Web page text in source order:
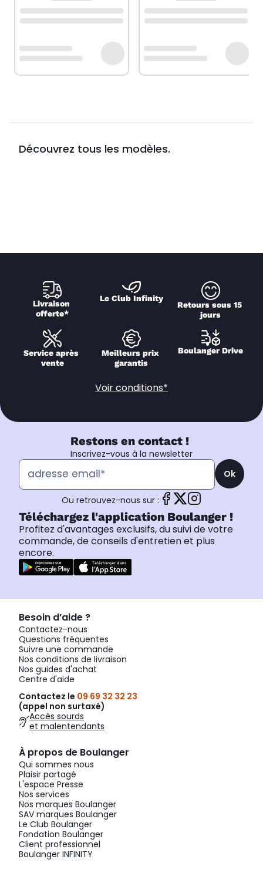
Découvrez tous les modèles.
Livraison
offerte*
Le Club Infinity
Retours sous 15
jours
Service après
vente
Meilleurs prix
garantis
Boulanger Drive
Voir conditions*
Restons en contact !
Inscrivez-vous à la newsletter
Ok
Ou retrouvez-nous sur :
Téléchargez l'application Boulanger !
Profitez d'avantages exclusifs, du suivi de votre
commande, de conseils d'entretien et plus
encore.
Besoin d’aide ?
Contactez-nous
Questions fréquentes
Suivre une commande
Nos conditions de livraison
Nos guides d'achat
Centre d'aide
Contactez le 09 69 32 32 23
(appel non surtaxé)
Accès sourds
et malentendants
À propos de Boulanger
Qui sommes nous
Plaisir partagé
L'espace Presse
Nos services
Nos marques Boulanger
SAV marques Boulanger
Le Club Boulanger
Fondation Boulanger
Client professionnel
Boulanger INFINITY